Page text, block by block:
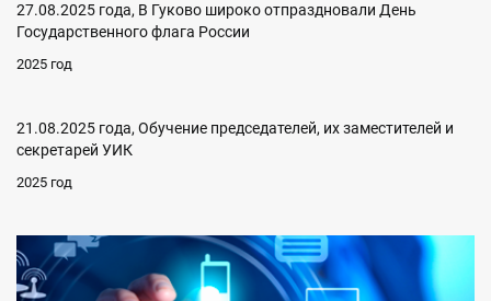
27.08.2025 года, В Гуково широко отпраздновали День
Государственного флага России
2025 год
21.08.2025 года, Обучение председателей, их заместителей и
секретарей УИК
2025 год